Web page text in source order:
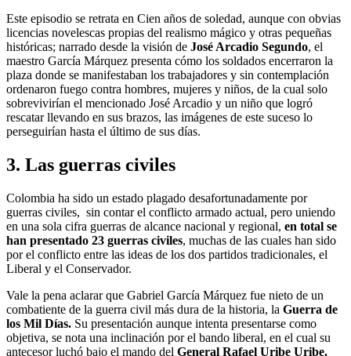
Este episodio se retrata en Cien años de soledad, aunque con obvias
licencias novelescas propias del realismo mágico y otras pequeñas
históricas; narrado desde la visión de José Arcadio Segundo, el
maestro García Márquez presenta cómo los soldados encerraron la
plaza donde se manifestaban los trabajadores y sin contemplación
ordenaron fuego contra hombres, mujeres y niños, de la cual solo
sobrevivirían el mencionado José Arcadio y un niño que logró
rescatar llevando en sus brazos, las imágenes de este suceso lo
perseguirían hasta el último de sus días.
3. Las guerras civiles
Colombia ha sido un estado plagado desafortunadamente por
guerras civiles, sin contar el conflicto armado actual, pero uniendo
en una sola cifra guerras de alcance nacional y regional, en total se
han presentado 23 guerras civiles, muchas de las cuales han sido
por el conflicto entre las ideas de los dos partidos tradicionales, el
Liberal y el Conservador.
Vale la pena aclarar que Gabriel García Márquez fue nieto de un
combatiente de la guerra civil más dura de la historia, la Guerra de
los Mil Días. Su presentación aunque intenta presentarse como
objetiva, se nota una inclinación por el bando liberal, en el cual su
antecesor luchó bajo el mando del General Rafael Uribe Uribe.